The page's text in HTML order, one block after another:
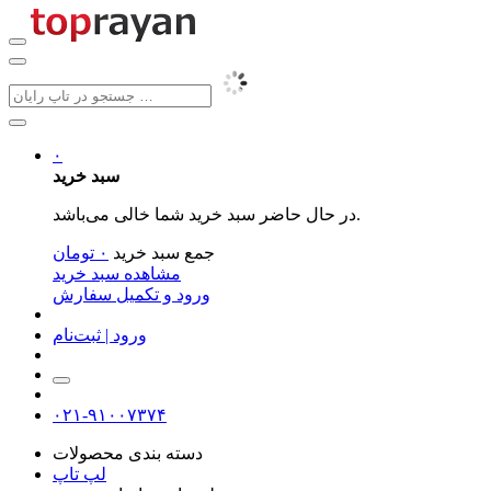
۰
سبد خرید
در حال حاضر سبد خرید شما خالی می‌باشد.
جمع سبد خرید ۰ تومان
مشاهده سبد خرید
ورود و تکمیل سفارش
ورود | ثبت‌نام
۰۲۱-۹۱۰۰۷۳۷۴
دسته بندی محصولات
لپ تاپ